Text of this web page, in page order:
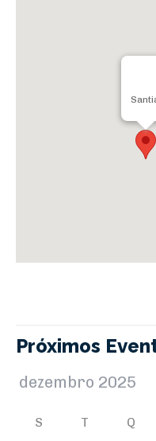
Próximos
S T Q